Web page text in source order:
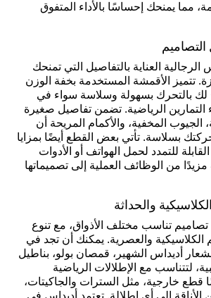
مما يمنحك إحساسًا بالأداء المتفوق
العناية بالتفاصيل التي تمنحك
تتميز الأقمشة المستخدمة بخفة الوزن
لك بالتحرك بسهولة وسلاسة سواء في
التمارين الرياضية. تضمن تفاصيل صغيرة
الجيوب المخفية، والأكمام المريحة أن
بسلاسة. تأتي بعض القطع أيضًا بمزايا
للتمدد لحمل الهواتف أو الأدوات
من الوظائف العملية إلى تصميماتها
والحداثة
تصاميم تناسب مختلف الأذواق، مع تنوع
الكلاسيكية والعصرية. يمكنك أن تجد في
أديداس الشهير، قمصان بولو، بناطيل
لتتناسب مع الإطلالات الرياضية
قطع خارجية، مثل السترات والجاكيتات،